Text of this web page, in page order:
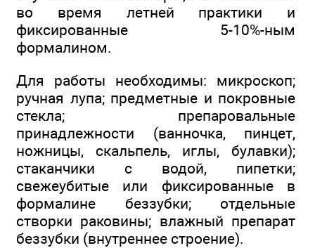
во время летней практики и
фиксированные 5-10%-ным
формалином.
Для работы необходимы: микроскоп;
ручная лупа; предметные и покровные
стекла; препаровальные
принадлежности (ванночка, пинцет,
ножницы, скальпель, иглы, булавки);
стаканчики с водой, пипетки;
свежеубитые или фиксированные в
формалине беззубки; отдельные
створки раковины; влажный препарат
беззубки (внутреннее строение).